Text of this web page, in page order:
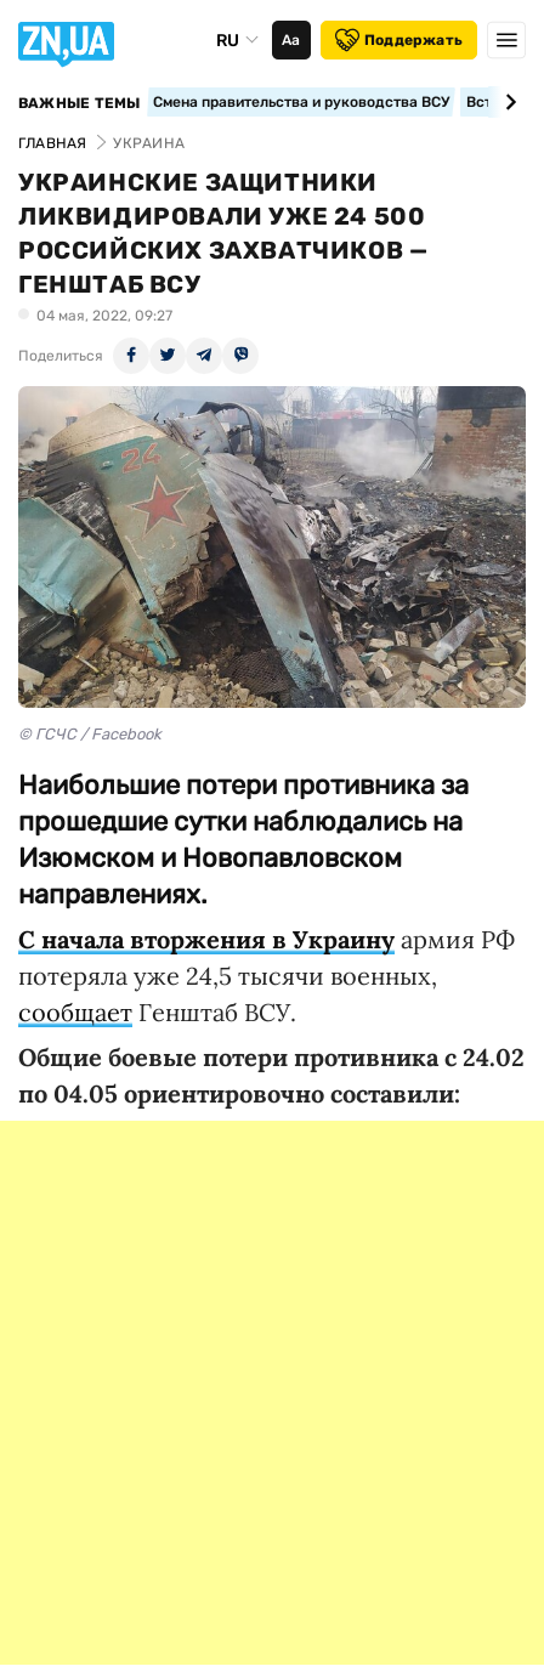
RU Аа Поддержать
ВАЖНЫЕ ТЕМЫ Смена правительства и руководства ВСУ
ГЛАВНАЯ УКРАИНА
УКРАИНСКИЕ ЗАЩИТНИКИ
ЛИКВИДИРОВАЛИ УЖЕ 24 500
РОССИЙСКИХ ЗАХВАТЧИКОВ —
ГЕНШТАБ ВСУ
04 мая, 2022, 09:27
Поделиться
© ГСЧС / Facebook
Наибольшие потери противника за
прошедшие сутки наблюдались на
Изюмском и Новопавловском
направлениях.
С начала вторжения в Украину армия РФ
потеряла уже 24,5 тысячи военных,
сообщает Генштаб ВСУ.
Общие боевые потери противника с 24.02
по 04.05 ориентировочно составили: